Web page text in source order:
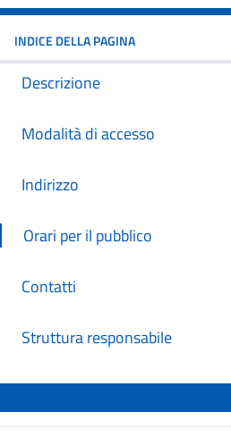
INDICE DELLA PAGINA
Descrizione
Modalità di accesso
Indirizzo
Orari per il pubblico
Contatti
Struttura responsabile